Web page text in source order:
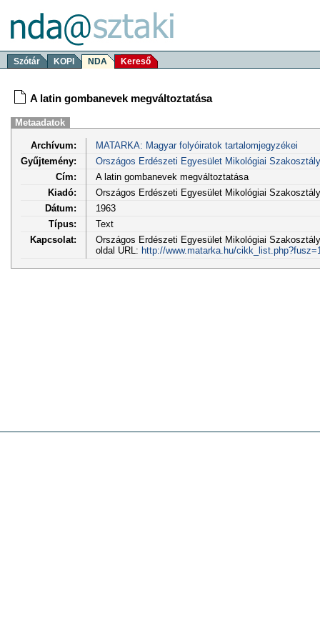
Szótár KOPI NDA Kereső
A latin gombanevek megváltoztatása
Metaadatok
Archívum:
MATARKA: Magyar folyóiratok tartalomjegyzékei
Gyűjtemény:
Országos Erdészeti Egyesület Mikológiai
Cím:
A latin gombanevek megváltoztatása
Kiadó:
Országos Erdészeti Egyesület Mikológiai
Dátum:
1963
Típus:
Text
Kapcsolat:
Országos Erdészeti Egyesület Mikológiai
oldal URL: http://www.matarka.hu/